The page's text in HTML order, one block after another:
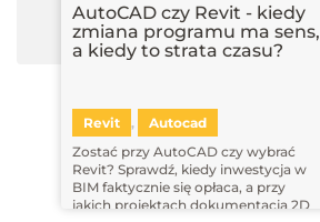
AutoCAD czy Revit - kiedy
zmiana programu ma sens,
a kiedy to strata czasu?
Revit ,
Autocad
Zostać przy AutoCAD czy wybrać
Revit? Sprawdź, kiedy inwestycja w
BIM faktycznie się opłaca, a przy
jakich projektach dokumentacja 2D